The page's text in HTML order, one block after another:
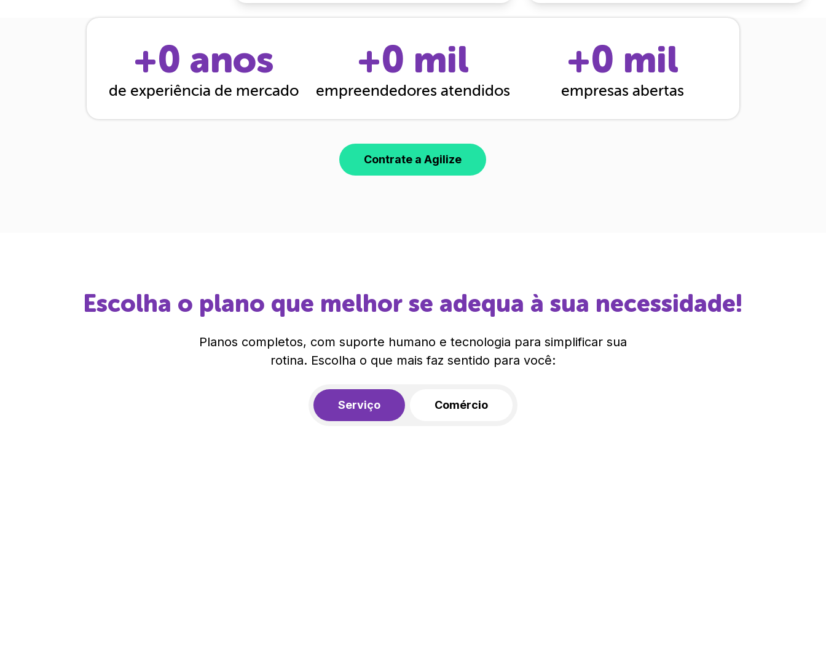
+0 anos
de experiência de mercado
+0 mil
empreendedores atendidos
+0 mil
empresas abertas
Contrate a Agilize
Escolha o plano que melhor se adequa à sua necessidade!
Planos completos, com suporte humano e tecnologia para simplificar sua
rotina. Escolha o que mais faz sentido para você:
Serviço Comércio